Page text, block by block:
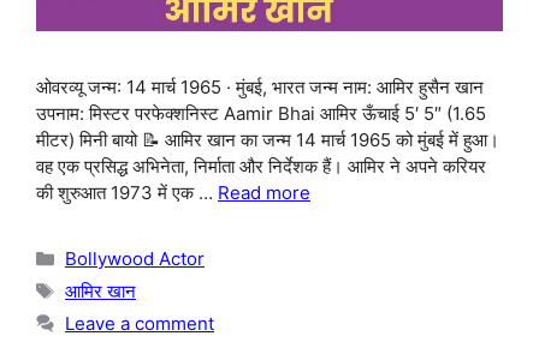
ओवरव्यू जन्म: 14 मार्च 1965 · मुंबई, भारत जन्म नाम: आमिर हुसैन खान
उपनाम: मिस्टर परफेक्शनिस्ट Aamir Bhai आमिर ऊँचाई 5′ 5″ (1.65
मीटर) मिनी बायो 📝 आमिर खान का जन्म 14 मार्च 1965 को मुंबई में हुआ।
वह एक प्रसिद्ध अभिनेता, निर्माता और निर्देशक हैं। आमिर ने अपने करियर
की शुरुआत 1973 में एक … Read more
Categories
Bollywood Actor
Tags
आमिर खान
Leave a comment